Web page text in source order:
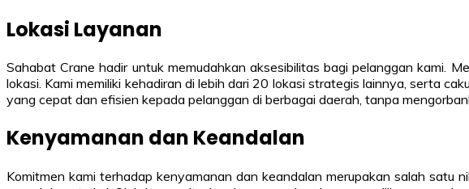
Lokasi Layanan
Sahabat Crane hadir untuk memudahkan aksesibilitas bagi pelanggan kami.
lokasi. Kami memiliki kehadiran di lebih dari 20 lokasi strategis lainnya, serta
yang cepat dan efisien kepada pelanggan di berbagai daerah, tanpa
Kenyamanan dan Keandalan
Komitmen kami terhadap kenyamanan dan keandalan merupakan salah